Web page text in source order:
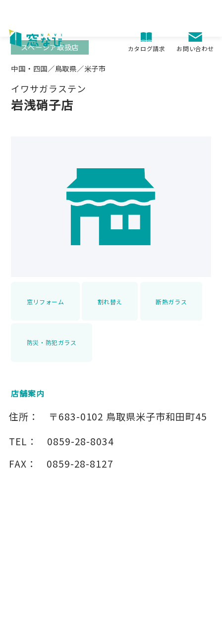
content
カタログ請求 お問い合わせ
中国・四国／鳥取県／米子市
イワサガラステン
岩浅硝子店
スペーシア取扱店
窓リフォーム 割れ替え 断熱ガラス
防災・防犯ガラス
店舗案内
住所： 〒683-0102 鳥取県米子市和田町45
TEL：
0859-28-8034
FAX：
0859-28-8127